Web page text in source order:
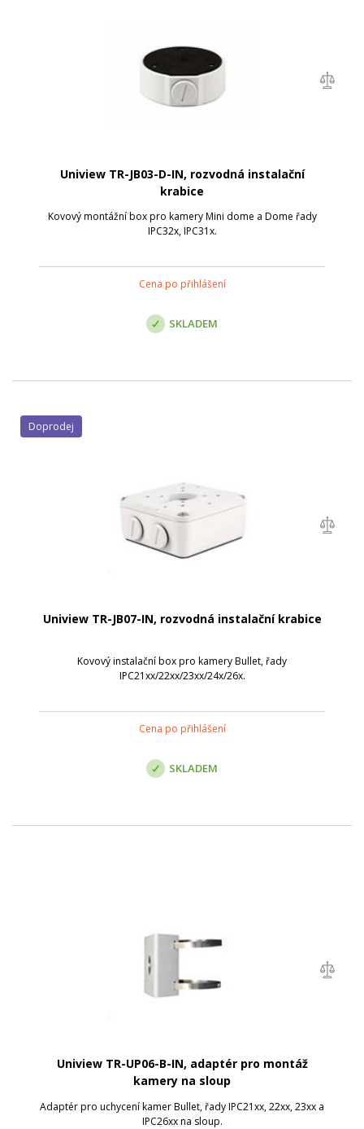
Uniview TR-JB03-D-IN, rozvodná instalační
krabice
Kovový montážní box pro kamery Mini dome a Dome řady
IPC32x, IPC31x.
Cena po přihlášení
SKLADEM
Uniview TR-JB07-IN, rozvodná instalační krabice
Kovový instalační box pro kamery Bullet, řady
IPC21xx/22xx/23xx/24x/26x.
Cena po přihlášení
Doprodej
SKLADEM
Uniview TR-UP06-B-IN, adaptér pro montáž
kamery na sloup
Adaptér pro uchycení kamer Bullet, řady IPC21xx, 22xx, 23xx a
IPC26xx na sloup.